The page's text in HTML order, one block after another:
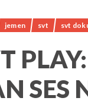
jemen svt svt
SES